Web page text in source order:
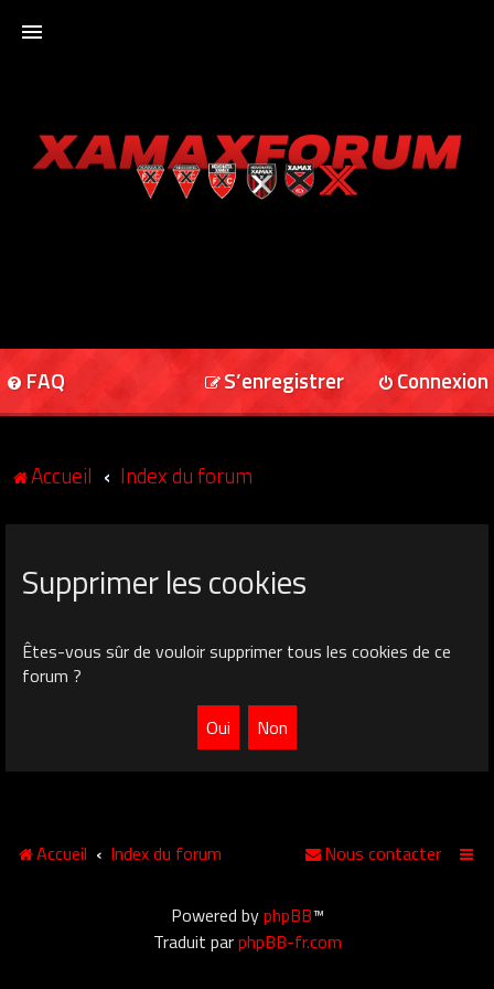
XAMAXFORUM
FAQ Connexion
S’enregistrer
Accueil Index du forum
Supprimer les cookies
Êtes-vous sûr de vouloir supprimer tous les cookies de ce
forum ?
Accueil Index du forum Nous contacter
Powered byphpBB™
Traduit parphpBB-fr.com